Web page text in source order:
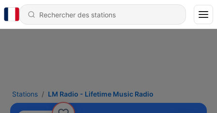
Stations LM Radio - Lifetime Music Radio